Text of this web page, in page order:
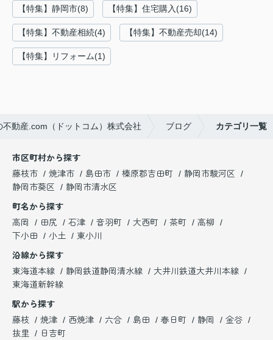
【特集】静岡市(8) 【特集】住宅購入(16)
【特集】不動産相続(4) 【特集】不動産売却(14)
【特集】リフォーム(1)
動産.com（ドットコム）株式会社 ブログ カテゴリ一覧
市区町村から探す
藤枝市
焼津市 島田市 榛原郡吉田町
静岡市駿河区
静岡市葵区
静岡市清水区
町名から探す
高岡
田尻 石津 音羽町 大西町 茶町
高柳
下小田
小土
東小川
沿線から探す
東海道本線
静岡鉄道静岡清水線
大井川鉄道大井川本線
東海道新幹線
駅から探す
藤枝
焼津 西焼津 六合 島田 春日町 静岡
金谷
抜里
日吉町